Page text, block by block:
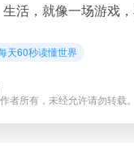
生活，就像一场游戏
天60秒读懂世界
者所有，未经允许请勿转载。